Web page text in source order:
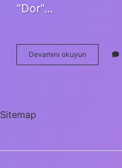
“Dor”…
Devamını okuyun
Ne
Sitemap